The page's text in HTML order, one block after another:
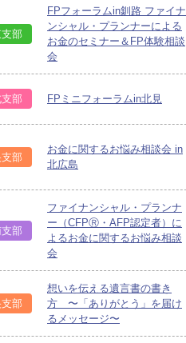
部
FPフォーラムin釧路 ファイナ
ンシャル・プランナーによる
お金のセミナー＆FP体験相談
会
部 FPミニフォーラムin北見
部
お金に関するお悩み相談会 in
北広島
部
ファイナンシャル・プランナ
ー（CFPⓇ・AFP認定者）に
よるお金に関するお悩み相談
会
部
想いを伝える遺言書の書き
方 〜「ありがとう」を届け
るメッセージ〜